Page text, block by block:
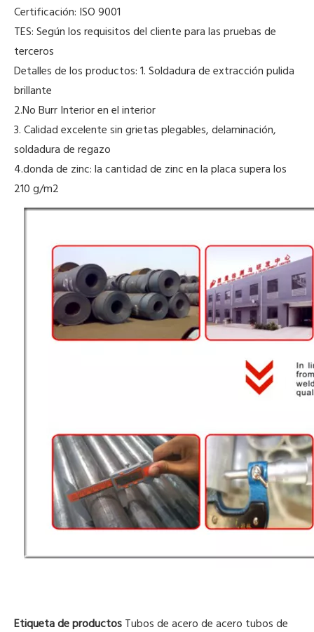
Certificación: ISO 9001
TES: Según los requisitos del cliente para las pruebas de
terceros
Detalles de los productos: 1. Soldadura de extracción pulida
brillante
2.No Burr Interior en el interior
3. Calidad excelente sin grietas plegables, delaminación,
soldadura de regazo
4.donda de zinc: la cantidad de zinc en la placa supera los
210 g/m2
Etiqueta de productos Tubos de acero de acero tubos de